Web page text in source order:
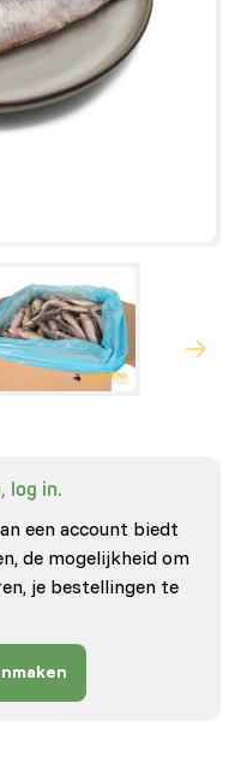
log in.
een account biedt
de mogelijkheid om
je bestellingen te